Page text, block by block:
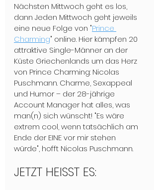
Nächsten Mittwoch geht es los,
dann Jeden Mittwoch geht jeweils
eine neue Folge von "Prince
Charming" online. Hier kämpfen 20
attraktive Single-Männer an der
Küste Griechenlands um das Herz
von Prince Charming: Nicolas
Puschmann. Charme, Sexappeal
und Humor – der 28-jährige
Account Manager hat alles, was
man(n) sich wünscht! "Es wäre
extrem cool, wenn tatsächlich am
Ende der EINE vor mir stehen
würde", hofft Nicolas Puschmann.
JETZT HEISST ES: